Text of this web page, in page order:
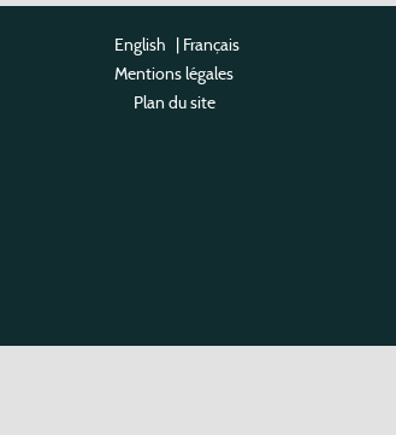
English | Français
Mentions légales
Plan du site